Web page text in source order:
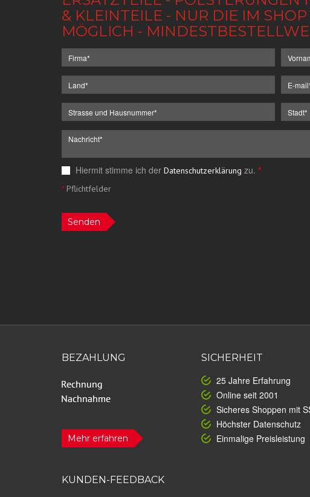
& KLEINTEILE - NUR DIE IM
MÖGLICH -
Hiermit stimme ich der Datenschutzerklärung zu. *
*Pflichtfelder
Senden
BEZAHLUNG
Mehr erfahren
SICHERHEIT
25 Jahre Erfahrung
Online seit 2001
Sicheres Shoppen mit
Höchster Datenschutz
Einmalige Preisleistung
KUNDEN-FEEDBACK